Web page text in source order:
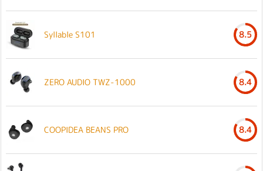
Syllable S101 8.5
ZERO AUDIO TWZ-1000 8.4
COOPIDEA BEANS PRO 8.4